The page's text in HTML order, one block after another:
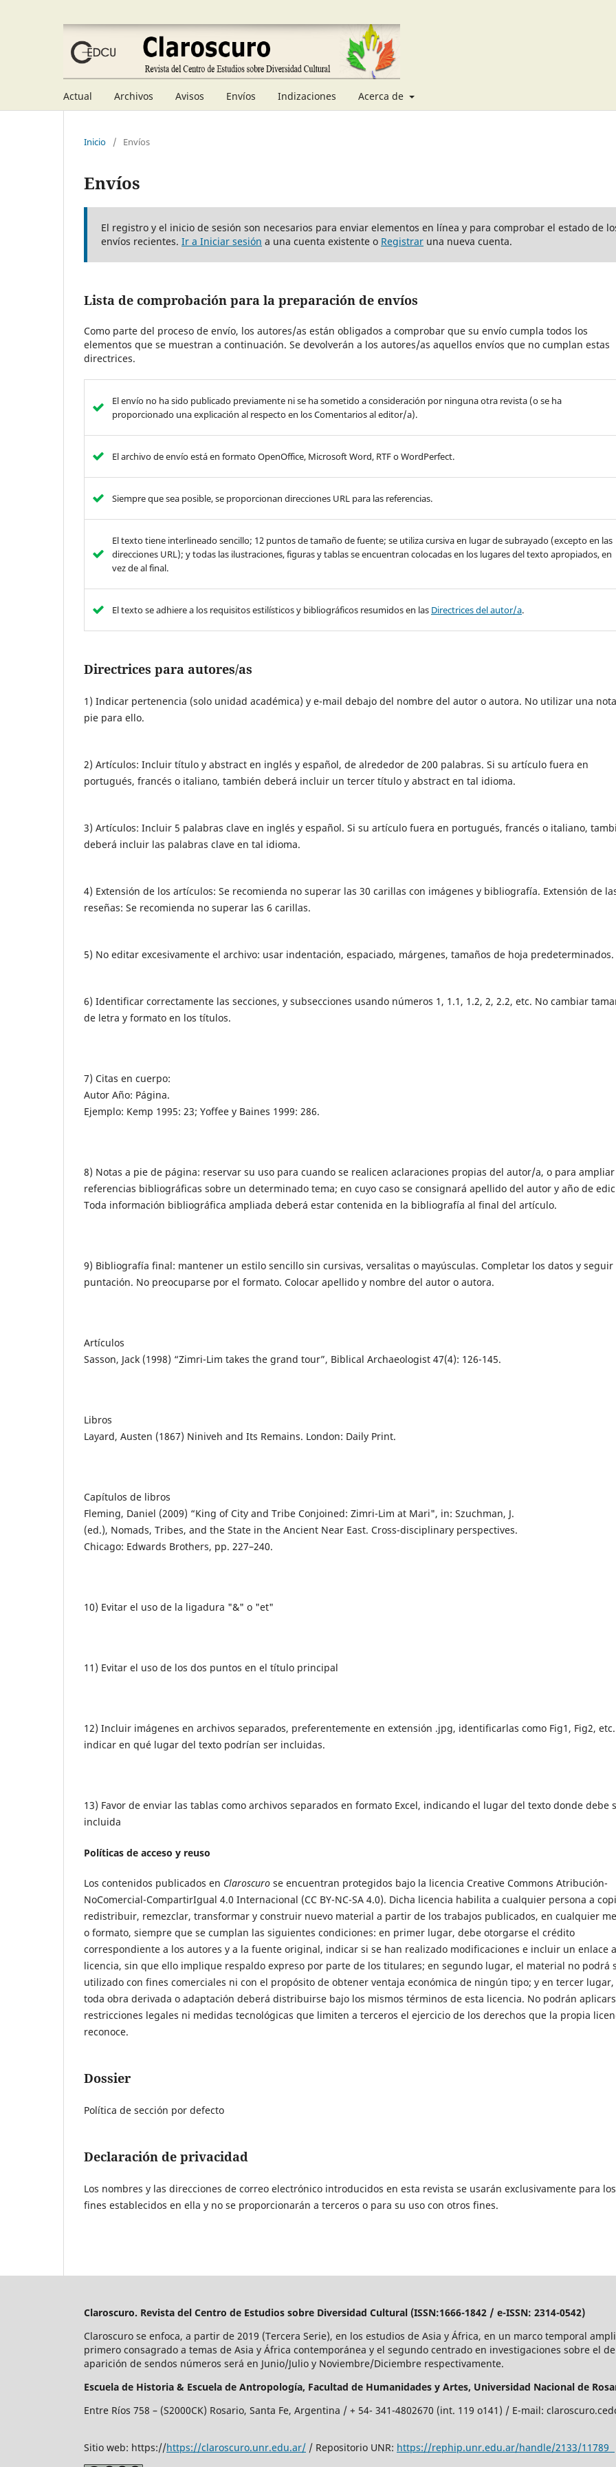
Actual Archivos Avisos Envíos Indizaciones Acerca de
Inicio / Envíos
Envíos
El registro y el inicio de sesión son necesarios para enviar elementos en línea y para comprobar el estado de
envíos recientes. Ir a Iniciar sesión a una cuenta existente o Registrar una nueva cuenta.
Lista de comprobación para la preparación de envíos
Como parte del proceso de envío, los autores/as están obligados a comprobar que su envío cumpla todos los
elementos que se muestran a continuación. Se devolverán a los autores/as aquellos envíos que no cumplan estas
directrices.
El envío no ha sido publicado previamente ni se ha sometido a consideración por ninguna otra revista (o se ha
proporcionado una explicación al respecto en los Comentarios al editor/a).
El archivo de envío está en formato OpenOffice, Microsoft Word, RTF o WordPerfect.
Siempre que sea posible, se proporcionan direcciones URL para las referencias.
El texto tiene interlineado sencillo; 12 puntos de tamaño de fuente; se utiliza cursiva en lugar de subrayado (excepto en las
direcciones URL); y todas las ilustraciones, figuras y tablas se encuentran colocadas en los lugares del texto apropiados, en
vez de al final.
El texto se adhiere a los requisitos estilísticos y bibliográficos resumidos en las Directrices del autor/a.
Directrices para autores/as
1) Indicar pertenencia (solo unidad académica) y e-mail debajo del nombre del autor o autora. No utilizar una
pie para ello.
2) Artículos: Incluir título y abstract en inglés y español, de alrededor de 200 palabras. Si su artículo fuera en
portugués, francés o italiano, también deberá incluir un tercer título y abstract en tal idioma.
3) Artículos: Incluir 5 palabras clave en inglés y español. Si su artículo fuera en portugués, francés o italiano,
deberá incluir las palabras clave en tal idioma.
4) Extensión de los artículos: Se recomienda no superar las 30 carillas con imágenes y bibliografía. Extensión de
reseñas: Se recomienda no superar las 6 carillas.
5) No editar excesivamente el archivo: usar indentación, espaciado, márgenes, tamaños de hoja predeterminados.
6) Identificar correctamente las secciones, y subsecciones usando números 1, 1.1, 1.2, 2, 2.2, etc. No cambiar
de letra y formato en los títulos.
7) Citas en cuerpo:
Autor Año: Página.
Ejemplo: Kemp 1995: 23; Yoffee y Baines 1999: 286.
8) Notas a pie de página: reservar su uso para cuando se realicen aclaraciones propias del autor/a, o para ampliar
referencias bibliográficas sobre un determinado tema; en cuyo caso se consignará apellido del autor y año de
Toda información bibliográfica ampliada deberá estar contenida en la bibliografía al final del artículo.
9) Bibliografía final: mantener un estilo sencillo sin cursivas, versalitas o mayúsculas. Completar los datos y seguir
puntación. No preocuparse por el formato. Colocar apellido y nombre del autor o autora.
Artículos
Sasson, Jack (1998) “Zimri-Lim takes the grand tour”, Biblical Archaeologist 47(4): 126-145.
Libros
Layard, Austen (1867) Niniveh and Its Remains. London: Daily Print.
Capítulos de libros
Fleming, Daniel (2009) “King of City and Tribe Conjoined: Zimri-Lim at Mari", in: Szuchman, J.
(ed.), Nomads, Tribes, and the State in the Ancient Near East. Cross-disciplinary perspectives.
Chicago: Edwards Brothers, pp. 227–240.
10) Evitar el uso de la ligadura "&" o "et"
11) Evitar el uso de los dos puntos en el título principal
12) Incluir imágenes en archivos separados, preferentemente en extensión .jpg, identificarlas como Fig1, Fig2,
indicar en qué lugar del texto podrían ser incluidas.
13) Favor de enviar las tablas como archivos separados en formato Excel, indicando el lugar del texto donde debe
incluida
Políticas de acceso y reuso
Los contenidos publicados en Claroscuro se encuentran protegidos bajo la licencia Creative Commons Atribución-
NoComercial-CompartirIgual 4.0 Internacional (CC BY-NC-SA 4.0). Dicha licencia habilita a cualquier persona a
redistribuir, remezclar, transformar y construir nuevo material a partir de los trabajos publicados, en cualquier
o formato, siempre que se cumplan las siguientes condiciones: en primer lugar, debe otorgarse el crédito
correspondiente a los autores y a la fuente original, indicar si se han realizado modificaciones e incluir un enlace
licencia, sin que ello implique respaldo expreso por parte de los titulares; en segundo lugar, el material no podrá
utilizado con fines comerciales ni con el propósito de obtener ventaja económica de ningún tipo; y en tercer lugar,
toda obra derivada o adaptación deberá distribuirse bajo los mismos términos de esta licencia. No podrán
restricciones legales ni medidas tecnológicas que limiten a terceros el ejercicio de los derechos que la propia
reconoce.
Dossier
Política de sección por defecto
Declaración de privacidad
Los nombres y las direcciones de correo electrónico introducidos en esta revista se usarán exclusivamente para los
fines establecidos en ella y no se proporcionarán a terceros o para su uso con otros fines.
Claroscuro. Revista del Centro de Estudios sobre Diversidad Cultural (ISSN:1666-1842 / e-ISSN: 2314-0542)
Claroscuro se enfoca, a partir de 2019 (Tercera Serie), en los estudios de Asia y África, en un marco temporal
primero consagrado a temas de Asia y África contemporánea y el segundo centrado en investigaciones sobre el
aparición de sendos números será en Junio/Julio y Noviembre/Diciembre respectivamente.
Escuela de Historia & Escuela de Antropología, Facultad de Humanidades y Artes, Universidad Nacional de
Entre Ríos 758 – (S2000CK) Rosario, Santa Fe, Argentina / + 54- 341-4802670 (int. 119 o141) / E-mail:
Sitio web: https://https://claroscuro.unr.edu.ar/ / Repositorio UNR: https://rephip.unr.edu.ar/handle/2133/11789